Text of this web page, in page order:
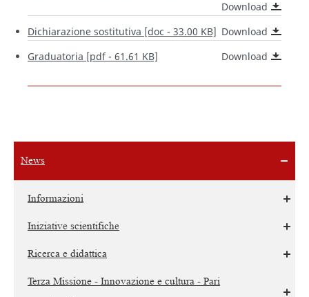
News
Informazioni
Iniziative scientifiche
Ricerca e didattica
Terza Missione - Innovazione e cultura - Pari
Download
Dichiarazione sostitutiva [doc - 33.00 KB] Download
Graduatoria [pdf - 61.61 KB]
Download